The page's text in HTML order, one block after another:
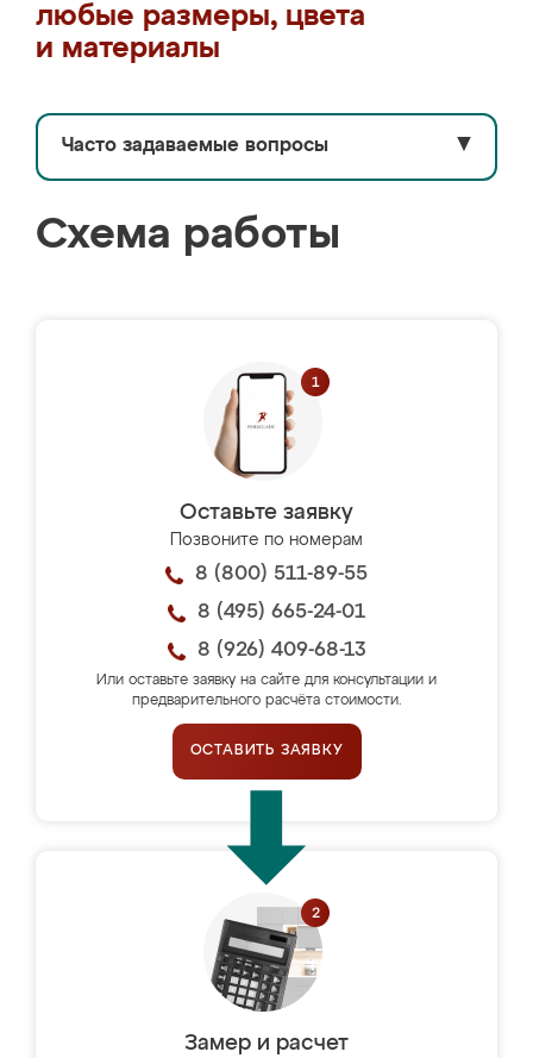
любые размеры, цвета
и материалы
Часто задаваемые вопросы ▼
Схема работы
Оставьте заявку
Позвоните по номерам
8 (800) 511-89-55
8 (495) 665-24-01
8 (926) 409-68-13
Или оставьте заявку на сайте для консультации и
предварительного расчёта стоимости.
ОСТАВИТЬ ЗАЯВКУ
Замер и расчет